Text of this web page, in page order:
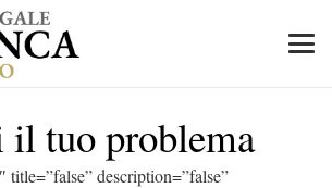
il tuo problema
title=”false” description=”false”